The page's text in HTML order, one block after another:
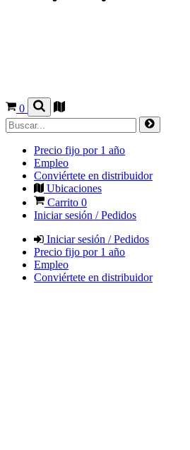
0
Precio fijo por 1 año
Empleo
Conviértete en distribuidor
Ubicaciones
Carrito 0
Iniciar sesión / Pedidos
Iniciar sesión / Pedidos
Precio fijo por 1 año
Empleo
Conviértete en distribuidor